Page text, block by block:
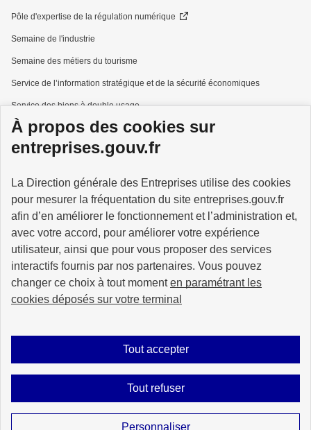
À propos des cookies sur
entreprises.gouv.fr
La Direction générale des Entreprises utilise des cookies
pour mesurer la fréquentation du site entreprises.gouv.fr
afin d’en améliorer le fonctionnement et l’administration et,
avec votre accord, pour améliorer votre expérience
utilisateur, ainsi que pour vous proposer des services
interactifs fournis par nos partenaires. Vous pouvez
changer ce choix à tout momenten paramétrant les
cookies déposés sur votre terminal
Tout accepter
Tout refuser
Personnaliser
Pôle d'expertise de la régulation numérique
Semaine de l'industrie
Semaine des métiers du tourisme
Service de l’information stratégique et de la sécurité économiques
Service des biens à double usage
Services à la personne
GOUVERNEMENT
info.gouv.fr service-public.gouv.fr
Plan du site Accessibilité : partiellement conforme Mentions légales
Gestion des cookies